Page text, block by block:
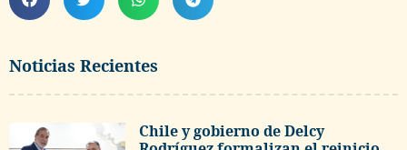
Noticias Recientes
Chile y gobierno de Delcy